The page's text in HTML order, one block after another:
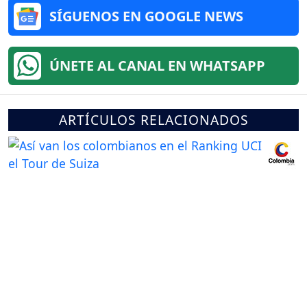
SÍGUENOS EN GOOGLE NEWS
ÚNETE AL CANAL EN WHATSAPP
ARTÍCULOS RELACIONADOS